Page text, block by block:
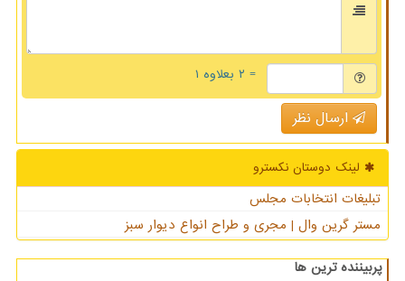
= ۲ بعلاوه ۱
ارسال نظر
لینک دوستان نكسترو
تبلیغات انتخابات مجلس
مستر گرین وال | مجری و طراح انواع دیوار سبز
پربیننده ترین ها